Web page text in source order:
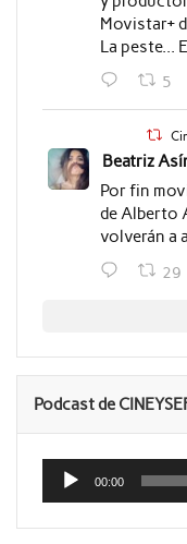
Movistar+
La peste...
5
Beatriz
Por fin
de Alberto
volverán a
29
Podcast de
Reproductor
audio
00:00